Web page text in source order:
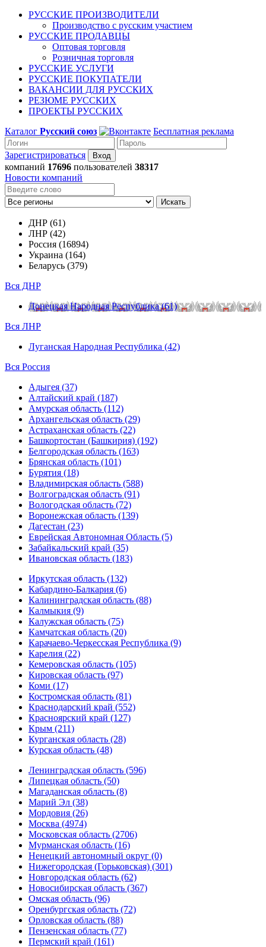
РУССКИЕ ПРОИЗВОДИТЕЛИ
Производство с русским участием
РУССКИЕ ПРОДАВЦЫ
Оптовая торговля
Розничная торговля
РУССКИЕ УСЛУГИ
РУССКИЕ ПОКУПАТЕЛИ
ВАКАНСИИ ДЛЯ РУССКИХ
РЕЗЮМЕ РУССКИХ
ПРОЕКТЫ РУССКИХ
Каталог Русский союз Бесплатная реклама
Зарегистрироваться
компаний 17696 пользователей 38317
Новости компаний
Искать
ДНР (61)
ЛНР (42)
Россия (16894)
Украина (164)
Беларусь (379)
Вся ДНР
Донецкая Народная Республика (61)
Вся ЛНР
Луганская Народная Республика (42)
Вся Россия
Адыгея (37)
Алтайский край (187)
Амурская область (112)
Архангельская область (29)
Астраханская область (22)
Башкортостан (Башкирия) (192)
Белгородская область (163)
Брянская область (101)
Бурятия (18)
Владимирская область (588)
Волгоградская область (91)
Вологодская область (72)
Воронежская область (139)
Дагестан (23)
Еврейская Автономная Область (5)
Забайкальский край (35)
Ивановская область (183)
Иркутская область (132)
Кабардино-Балкария (6)
Калининградская область (88)
Калмыкия (9)
Калужская область (75)
Камчатская область (20)
Карачаево-Черкесская Республика (9)
Карелия (22)
Кемеровская область (105)
Кировская область (97)
Коми (17)
Костромская область (81)
Краснодарский край (552)
Красноярский край (127)
Крым (211)
Курганская область (28)
Курская область (48)
Ленинградская область (596)
Липецкая область (50)
Магаданская область (8)
Марий Эл (38)
Мордовия (26)
Москва (4974)
Московская область (2706)
Мурманская область (16)
Ненецкий автономный округ (0)
Нижегородская (Горьковская) (301)
Новгородская область (62)
Новосибирская область (367)
Омская область (96)
Оренбургская область (72)
Орловская область (88)
Пензенская область (77)
Пермский край (161)